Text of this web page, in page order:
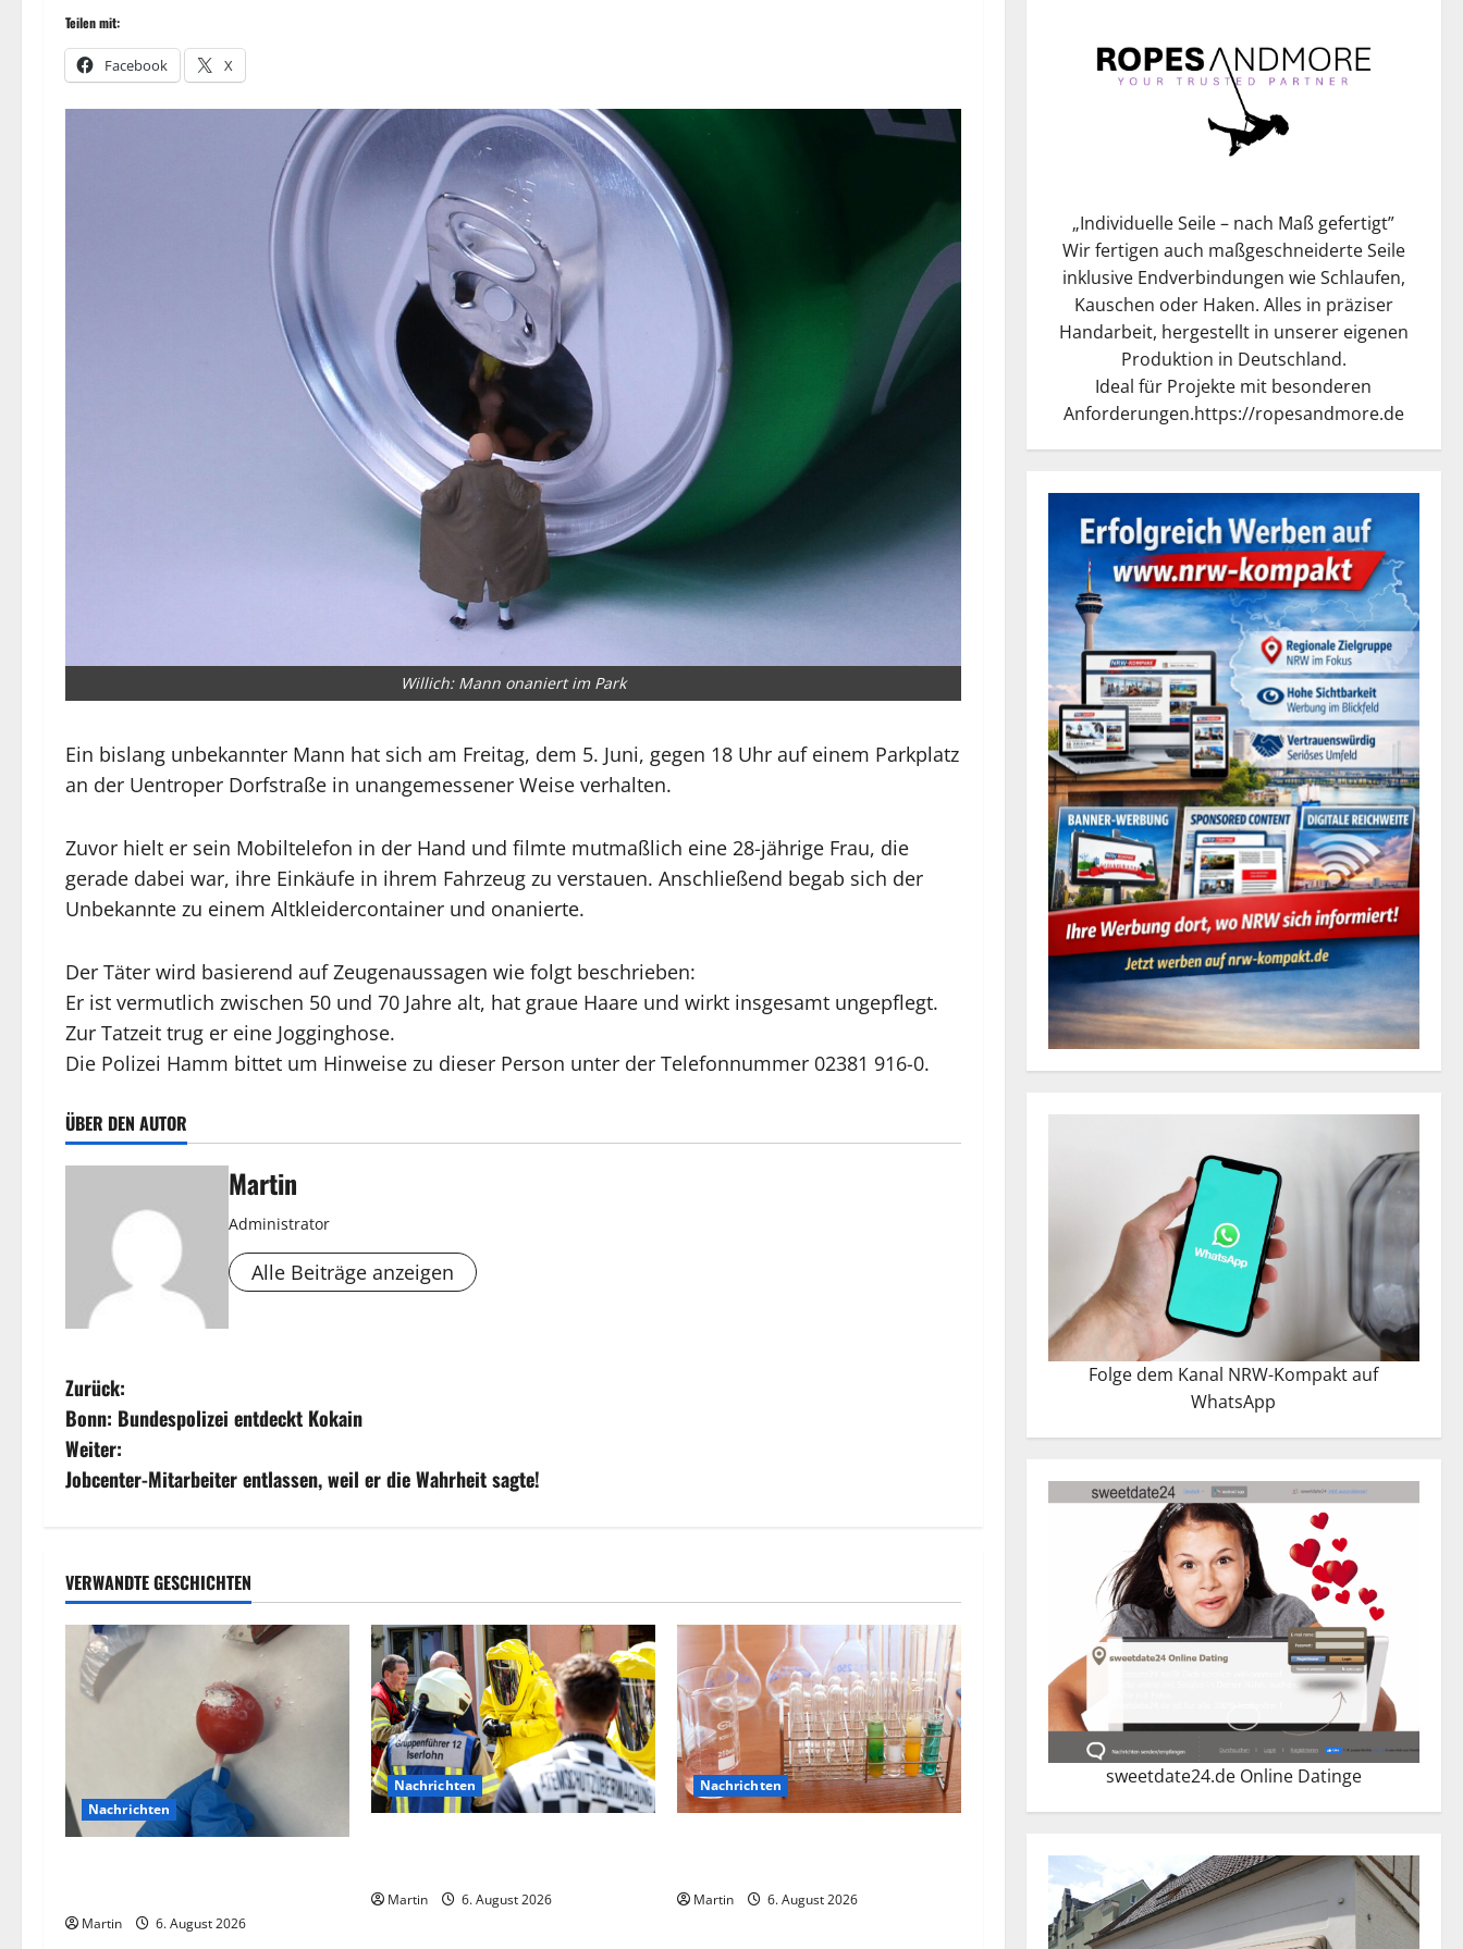
Teilen mit:
Facebook X
Willich: Mann onaniert im Park
Ein bislang unbekannter Mann hat sich am Freitag, dem 5. Juni, gegen 18 Uhr auf einem Parkplatz
an der Uentroper Dorfstraße in unangemessener Weise verhalten.
Zuvor hielt er sein Mobiltelefon in der Hand und filmte mutmaßlich eine 28-jährige Frau, die
gerade dabei war, ihre Einkäufe in ihrem Fahrzeug zu verstauen. Anschließend begab sich der
Unbekannte zu einem Altkleidercontainer und onanierte.
Der Täter wird basierend auf Zeugenaussagen wie folgt beschrieben:
Er ist vermutlich zwischen 50 und 70 Jahre alt, hat graue Haare und wirkt insgesamt ungepflegt.
Zur Tatzeit trug er eine Jogginghose.
Die Polizei Hamm bittet um Hinweise zu dieser Person unter der Telefonnummer 02381 916-0.
ÜBER DEN AUTOR
Martin
Administrator
Alle Beiträge anzeigen
B
e
i
r
a
a
v
Zurück:
Bonn: Bundespolizei entdeckt Kokain
Weiter:
Jobcenter-Mitarbeiter entlassen, weil er die Wahrheit sagte!
VERWANDTE GESCHICHTEN
Nachrichten
Martin 6. August 2026
Nachrichten
Martin 6. August 2026
Nachrichten
Martin 6. August 2026
„Individuelle Seile – nach Maß gefertigt”
Wir fertigen auch maßgeschneiderte Seile
inklusive Endverbindungen wie Schlaufen,
Kauschen oder Haken. Alles in präziser
Handarbeit, hergestellt in unserer eigenen
Produktion in Deutschland.
Ideal für Projekte mit besonderen
Anforderungen.https://ropesandmore.de
Folge dem Kanal NRW-Kompakt auf
WhatsApp
sweetdate24.de Online Datinge